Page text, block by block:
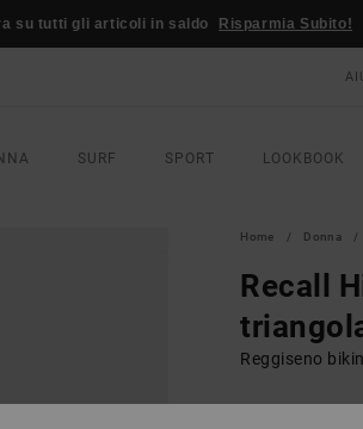
su tutti gli articoli in saldo Risparmia Subito!
SURF SPORT LOOKBOOK
Home Donna
Recall
Reggiseno